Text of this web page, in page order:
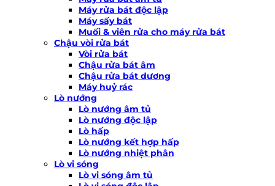
Máy rửa bát độc lập
Máy sấy bát
Muối & viên rửa cho máy rửa bát
Chậu vòi rửa bát
Vòi rửa bát
Chậu rửa bát âm
Chậu rửa bát dương
Máy huỷ rác
Lò nướng
Lò nướng âm tủ
Lò nướng độc lập
Lò hấp
Lò nướng kết hợp hấp
Lò nướng nhiệt phân
Lò vi sóng
Lò vi sóng âm tủ